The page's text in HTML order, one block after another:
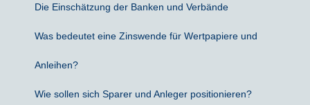
Bausparvertrag
Die Einschätzung der Banken und Verbände
Was bedeutet eine Zinswende für Wertpapiere und
Anleihen?
Wie sollen sich Sparer und Anleger positionieren?